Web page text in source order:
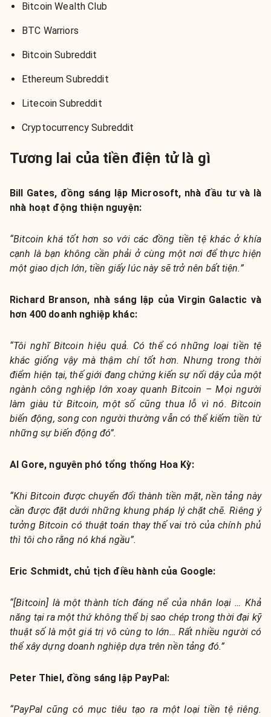
Bitcoin Wealth Club
BTC Warriors
Bitcoin Subreddit
Ethereum Subreddit
Litecoin Subreddit
Cryptocurrency Subreddit
Tương lai của tiền điện tử là gì
Bill Gates, đồng sáng lập Microsoft, nhà đầu tư và là
nhà hoạt động thiện nguyện:
“Bitcoin khá tốt hơn so với các đồng tiền tệ khác ở khía
cạnh là bạn không cần phải ở cùng một nơi để thực hiện
một giao dịch lớn, tiền giấy lúc này sẽ trở nên bất tiện.”
Richard Branson, nhà sáng lập của Virgin Galactic và
hơn 400 doanh nghiệp khác:
“Tôi nghĩ Bitcoin hiệu quả. Có thể có những loại tiền tệ
khác giống vậy mà thậm chí tốt hơn. Nhưng trong thời
điểm hiện tại, thế giới đang chứng kiến sự nổi dậy của một
ngành công nghiệp lớn xoay quanh Bitcoin – Mọi người
làm giàu từ Bitcoin, một số cũng thua lỗ vì nó. Bitcoin
biến động, song con người thường vẫn có thể kiếm tiền từ
những sự biến động đó”.
Al Gore, nguyên phó tổng thống Hoa Kỳ:
“Khi Bitcoin được chuyển đổi thành tiền mặt, nền tảng này
cần được đặt dưới những khung pháp lý chặt chẽ. Riêng ý
tưởng Bitcoin có thuật toán thay thế vai trò của chính phủ
thì tôi cho rằng nó khá ngầu”.
Eric Schmidt, chủ tịch điều hành của Google:
“[Bitcoin] là một thành tích đáng nể của nhân loại … Khả
năng tại ra một thứ không thể bị sao chép trong thời đại kỹ
thuật số là một giá trị vô cùng to lớn… Rất nhiều người có
thể xây dựng doanh nghiệp dựa trên nền tảng đó.”
Peter Thiel, đồng sáng lập PayPal:
“PayPal cũng có mục tiêu tạo ra một loại tiền tệ riêng.